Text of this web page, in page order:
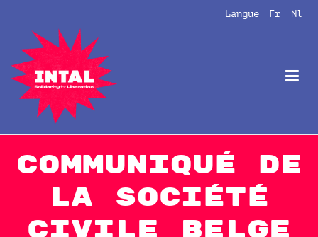
Langue Fr Nl
Intal
Globalize Solidarity!
Communiqué de
la société
civile belge